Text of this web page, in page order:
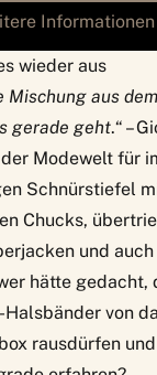
Informationen
wieder aus
Mischung aus
gerade geht.“ –
Modewelt für
Schnürstiefel
Chucks,
und
hätte gedacht,
von
rausdürfen und